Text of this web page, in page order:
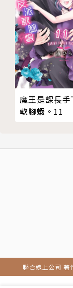
魔王是課長手
軟腳蝦。11
聯合線上公司